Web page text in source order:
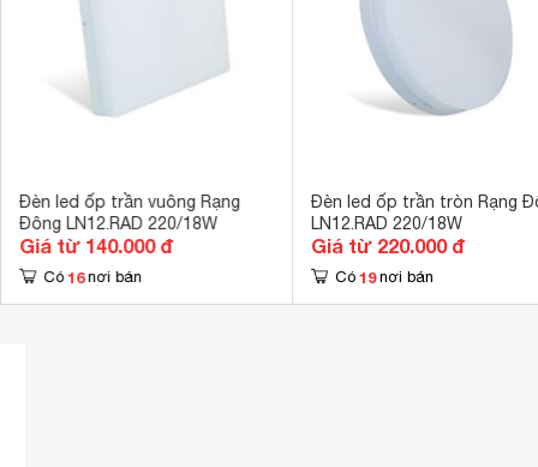
Đèn led ốp trần vuông Rạng
Đông LN12.RAD 220/18W
Giá từ 140.000 đ
Có 16 nơi bán
Đèn led ốp trần tròn Rạng
LN12.RAD 220/18W
Giá từ 220.000 đ
Có 19 nơi bán